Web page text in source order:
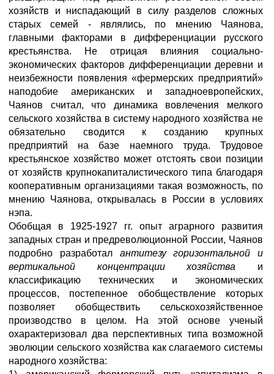
хозяйств и ниспадающий в силу разделов сложных
старых семей - являлись, по мнению Чаянова,
главными факторами в дифференциации русского
крестьянства. Не отрицая влияния социально-
экономических факторов дифференциации деревни и
неизбежности появления «фермерских предприятий»
наподобие американских и западноевропейских,
Чаянов считал, что динамика вовлечения мелкого
сельского хозяйства в систему народного хозяйства не
обязательно сводится к созданию крупных
предприятий на базе наемного труда. Трудовое
крестьянское хозяйство может отстоять свои позиции
от хозяйств крупнокапиталистического типа благодаря
кооперативным организациями такая возможность, по
мнению Чаянова, открывалась в России в условиях
нэпа.
Обобщая в 1925-1927 гг. опыт аграрного развития
западных стран и предреволюционной России, Чаянов
подробно разработал антитезу горизонтальной и
вертикальной концентрации хозяйства и
классификацию технических и экономических
процессов, постепенное обобществление которых
позволяет обобществить сельскохозяйственное
производство в целом. На этой основе ученый
охарактеризовал два перспективных типа возможной
эволюции сельского хозяйства как слагаемого системы
народного хозяйства: